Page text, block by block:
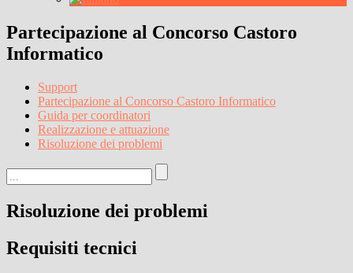
Partecipazione al Concorso Castoro
Informatico
Support
Partecipazione al Concorso Castoro Informatico
Guida per coordinatori
Realizzazione e attuazione
Risoluzione dei problemi
Risoluzione dei problemi
Requisiti tecnici